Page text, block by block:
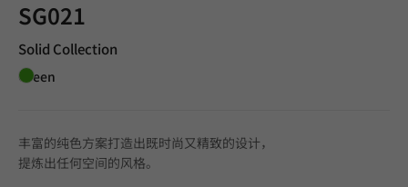
SG021
Solid Collection
Green
丰富的纯色方案打造出既时尚又精致的设计，
提炼出任何空间的风格。